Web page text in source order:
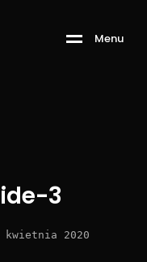
Menu
3
kwietnia 2020